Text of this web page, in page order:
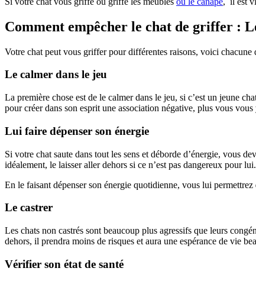
Comment empêcher le chat de griffer :
Votre chat peut vous griffer pour différentes raisons, voici chacune
Le calmer dans le jeu
La première chose est de le calmer dans le jeu, si c’est un jeune
pour créer dans son esprit une association négative, plus vous
Lui faire dépenser son énergie
Si votre chat saute dans tout les sens et déborde d’énergie, vous
idéalement, le laisser aller dehors si ce n’est pas dangereux pour lui.
En le faisant dépenser son énergie quotidienne, vous lui
Le castrer
Les chats non castrés sont beaucoup plus agressifs que leurs
dehors, il prendra moins de risques et aura une espérance de vie
Vérifier son état de santé